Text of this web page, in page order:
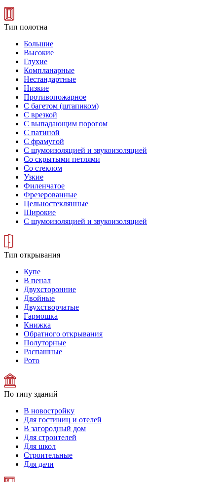
Тип полотна
Большие
Высокие
Глухие
Компланарные
Нестандартные
Низкие
Противопожарное
С багетом (штапиком)
С врезкой
С выпадающим порогом
С патиной
С фрамугой
С шумоизоляцией и звукоизоляцией
Со скрытыми петлями
Со стеклом
Узкие
Филенчатое
Фрезерованные
Цельностеклянные
Широкие
С шумоизоляцией и звукоизоляцией
Тип открывания
Купе
В пенал
Двухсторонние
Двойные
Двухстворчатые
Гармошка
Книжка
Обратного открывания
Полуторные
Распашные
Рото
По типу зданий
В новостройку
Для гостиниц и отелей
В загородный дом
Для строителей
Для школ
Строительные
Для дачи